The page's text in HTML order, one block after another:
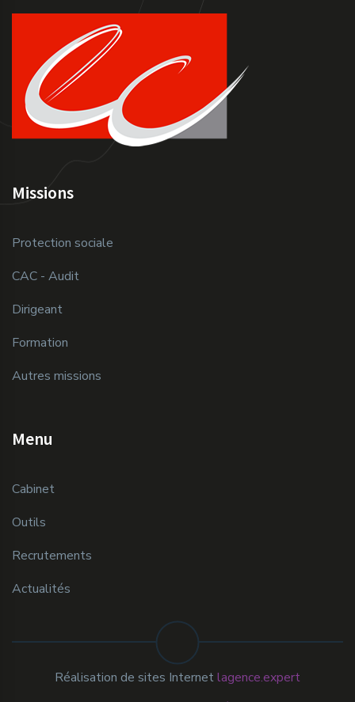
Missions
Protection sociale
CAC - Audit
Dirigeant
Formation
Autres missions
Menu
Cabinet
Outils
Recrutements
Actualités
Réalisation de sites Internetlagence.expert